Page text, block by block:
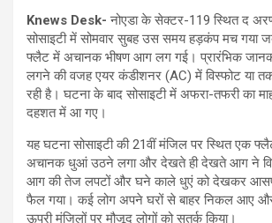
Knews Desk-नोएडा के सेक्टर-119 स्थित द
सोसाइटी में सोमवार सुबह उस समय हड़कंप मच गया
फ्लैट में अचानक भीषण आग लग गई। प्रारंभिक
लगने की वजह एयर कंडीशनर (AC) में विस्फोट या
रही है। घटना के बाद सोसाइटी में अफरा-तफरी का
दहशत में आ गए।
यह घटना सोसाइटी की 21वीं मंजिल पर स्थित एक
अचानक धुआं उठने लगा और देखते ही देखते आग ने
आग की तेज लपटों और घने काले धुएं को देखकर
फैल गया। कई लोग अपने घरों से बाहर निकल आए
ऊपरी मंजिलों पर मौजूद लोगों को सतर्क किया।